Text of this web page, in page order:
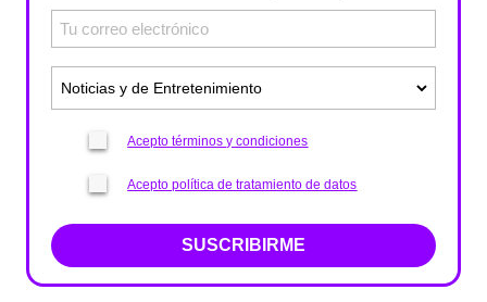
Acepto términos y condiciones
Acepto política de tratamiento de datos
SUSCRIBIRME